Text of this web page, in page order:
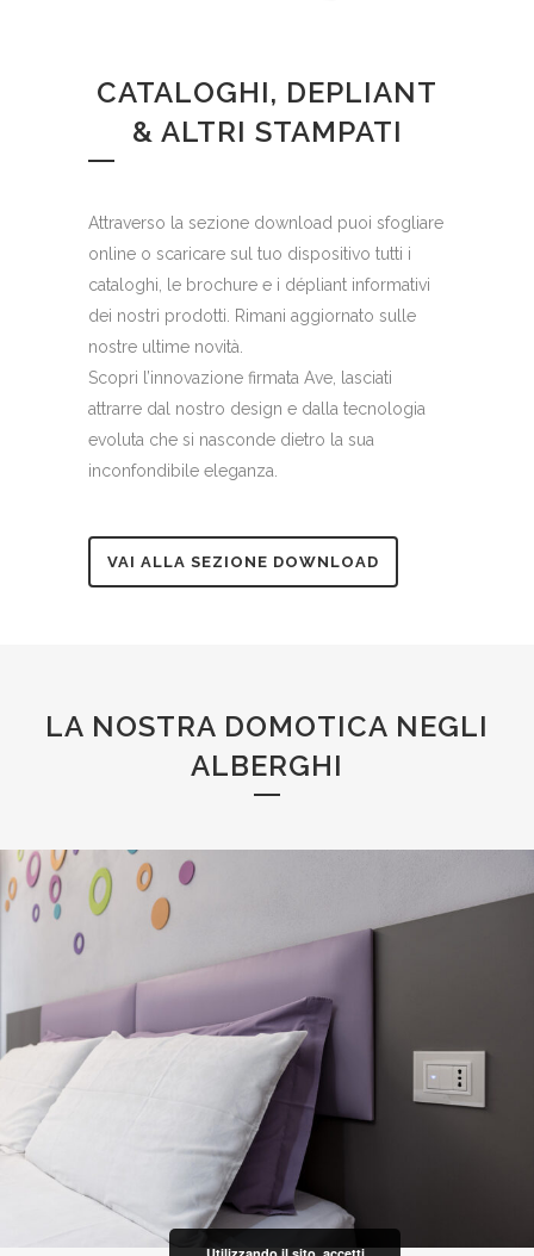
CATALOGHI, DEPLIANT
& ALTRI STAMPATI
Attraverso la sezione download puoi sfogliare
online o scaricare sul tuo dispositivo tutti i
cataloghi, le brochure e i dépliant informativi
dei nostri prodotti. Rimani aggiornato sulle
nostre ultime novità.
Scopri l’innovazione firmata Ave, lasciati
attrarre dal nostro design e dalla tecnologia
evoluta che si nasconde dietro la sua
inconfondibile eleganza.
VAI ALLA SEZIONE DOWNLOAD
LA NOSTRA DOMOTICA NEGLI
ALBERGHI